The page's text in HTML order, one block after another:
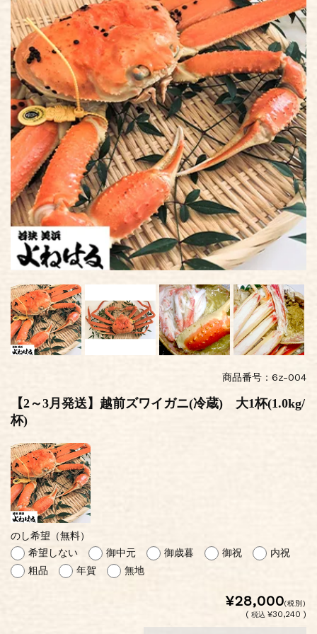
商品番号：6z-004
【2～3月発送】越前ズワイガニ(冷蔵) 大1杯(1.0kg/
杯)
のし希望（無料）
希望しない
御中元 御歳暮 御祝
内祝
粗品
年賀 無地
¥28,000(税別)
(税込 ¥30,240 )